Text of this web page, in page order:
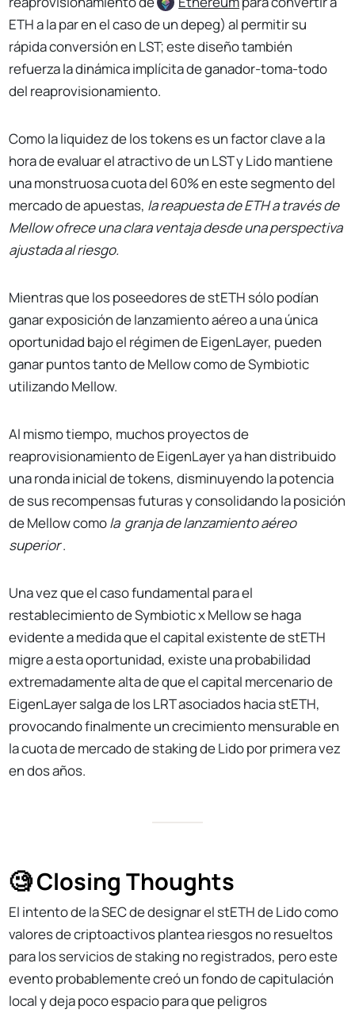
ETH a la par en el caso de un depeg) al permitir su
rápida conversión en LST; este diseño también
refuerza la dinámica implícita de ganador-toma-todo
del reaprovisionamiento.
Como la liquidez de los tokens es un factor clave a la
hora de evaluar el atractivo de un LST y Lido mantiene
una monstruosa cuota del 60% en este segmento del
mercado de apuestas, la reapuesta de ETH a través de
Mellow ofrece una clara ventaja desde una perspectiva
ajustada al riesgo.
Mientras que los poseedores de stETH sólo podían
ganar exposición de lanzamiento aéreo a una única
oportunidad bajo el régimen de EigenLayer, pueden
ganar puntos tanto de Mellow como de Symbiotic
utilizando Mellow.
Al mismo tiempo, muchos proyectos de
reaprovisionamiento de EigenLayer ya han distribuido
una ronda inicial de tokens, disminuyendo la potencia
de sus recompensas futuras y consolidando la posición
de Mellow comola granja de lanzamiento aéreo
superior.
Una vez que el caso fundamental para el
restablecimiento de Symbiotic x Mellow se haga
evidente a medida que el capital existente de stETH
migre a esta oportunidad, existe una probabilidad
extremadamente alta de que el capital mercenario de
EigenLayer salga de los LRT asociados hacia stETH,
provocando finalmente un crecimiento mensurable en
la cuota de mercado de staking de Lido por primera vez
en dos años.
🧐 Closing Thoughts
El intento de la SEC de designar el stETH de Lido como
valores de criptoactivos plantea riesgos no resueltos
para los servicios de staking no registrados, pero este
evento probablemente creó un fondo de capitulación
local y deja poco espacio para que peligros